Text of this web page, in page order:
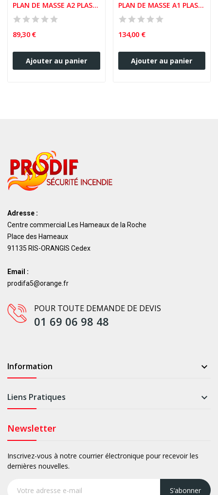
PLAN DE MASSE A2 PLASTIFIE 5/10EME
89,30 €
Ajouter au panier
PLAN DE MASSE A1 PLASTIFIE 5/10EME
134,00 €
Ajouter au panier
Adresse :
Centre commercial Les Hameaux de la Roche
Place des Hameaux
91135 RIS-ORANGIS Cedex
Email :
prodifa5@orange.fr
POUR TOUTE DEMANDE DE DEVIS
01 69 06 98 48
Information 
Liens Pratiques 
Newsletter
Inscrivez-vous à notre courrier électronique pour recevoir les
dernières nouvelles.
S’abonner